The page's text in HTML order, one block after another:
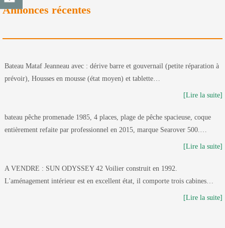
Annonces récentes
Bateau Mataf Jeanneau avec : dérive barre et gouvernail (petite réparation à
prévoir), Housses en mousse (état moyen) et tablette…
[Lire la suite]
bateau pêche promenade 1985, 4 places, plage de pêche spacieuse, coque
entièrement refaite par professionnel en 2015, marque Searover 500.…
[Lire la suite]
A VENDRE : SUN ODYSSEY 42 Voilier construit en 1992.
L'aménagement intérieur est en excellent état, il comporte trois cabines…
[Lire la suite]